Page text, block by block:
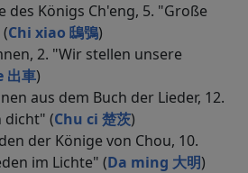
Königs Ch'eng, 5. "Große
Chi xiao 鴟鴞)
2. "Wir stellen unsere
出車)
aus dem Buch der Lieder, 12.
dicht" (Chu ci 楚茨)
der Könige von Chou, 10.
im Lichte" (Da ming 大明)